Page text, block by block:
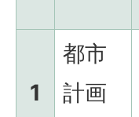
1
都市
計画